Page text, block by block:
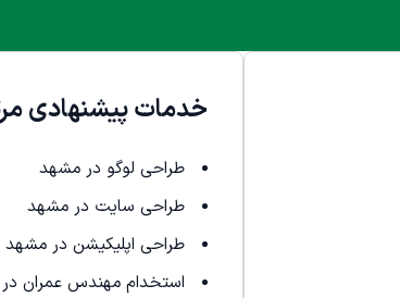
خدمات پیشنهادی
طراحی لوگو در مشهد
طراحی سایت در مشهد
طراحی اپلیکیشن در مشهد
استخدام مهندس عمران